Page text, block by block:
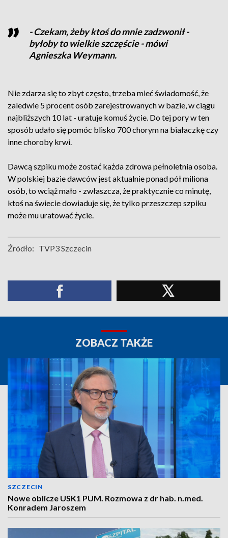
- Czekam, żeby ktoś do mnie zadzwonił -
byłoby to wielkie szczęście - mówi
Agnieszka Weymann.
Nie zdarza się to zbyt często, trzeba mieć świadomość, że
zaledwie 5 procent osób zarejestrowanych w bazie, w ciągu
najbliższych 10 lat - uratuje komuś życie. Do tej pory w ten
sposób udało się pomóc blisko 700 chorym na białaczkę czy
inne choroby krwi.
Dawcą szpiku może zostać każda zdrowa pełnoletnia osoba.
W polskiej bazie dawców jest aktualnie ponad pół miliona
osób, to wciąż mało - zwłaszcza, że praktycznie co minutę,
ktoś na świecie dowiaduje się, że tylko przeszczep szpiku
może mu uratować życie.
Źródło: TVP3 Szczecin
ZOBACZ TAKŻE
SZCZECIN
Nowe oblicze USK1 PUM. Rozmowa z dr hab. n.med.
Konradem Jaroszem